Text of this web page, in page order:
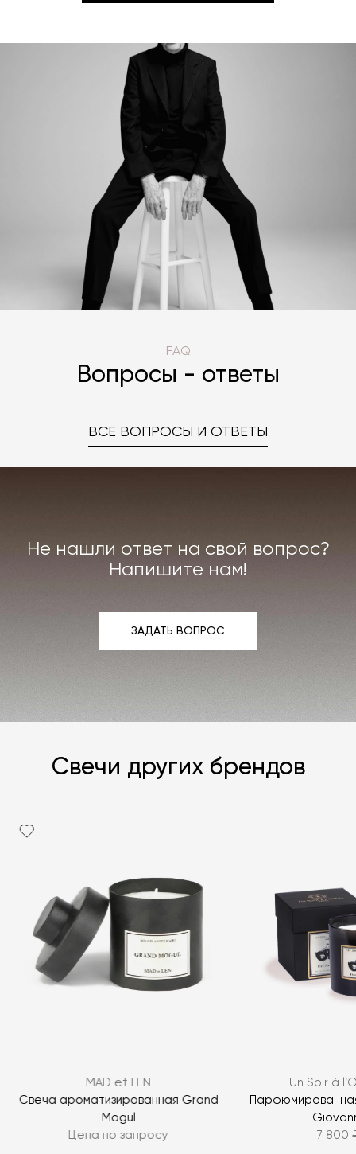
FAQ
Вопросы - ответы
ВСЕ ВОПРОСЫ И ОТВЕТЫ
Не нашли ответ на свой вопрос?
Напишите нам!
ЗАДАТЬ ВОПРОС
ЗАДАТЬ ВОПРОС
ЗАДАТЬ ВОПРОС
Свечи других брендов
MAD et LEN
Свеча ароматизированная Grand
Mogul
Цена по запросу
Un Soir à
7 800